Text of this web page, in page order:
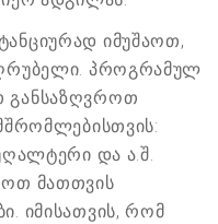
იმუშაოთ,
პროგრამულ
განსაზღვროთ
და ა.შ.
მათთვის
იმისათვის, რომ